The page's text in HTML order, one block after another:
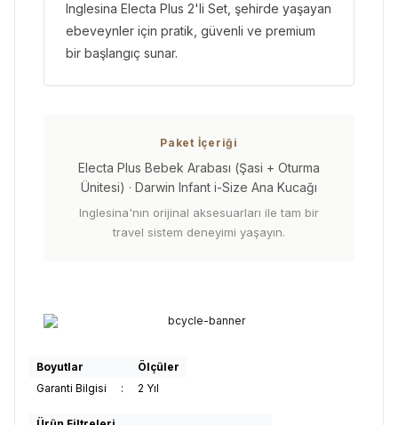
Inglesina Electa Plus 2'li Set, şehirde yaşayan
ebeveynler için pratik, güvenli ve premium
bir başlangıç sunar.
Paket İçeriği
Electa Plus Bebek Arabası (Şasi + Oturma
Ünitesi) · Darwin Infant i-Size Ana Kucağı
Inglesina'nın orijinal aksesuarları ile tam bir
travel sistem deneyimi yaşayın.
Boyutlar
Ölçüler
Garanti Bilgisi
: 2 Yıl